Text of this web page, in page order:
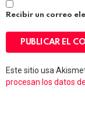
Recibir un correo
Este sitio usa
procesan los datos